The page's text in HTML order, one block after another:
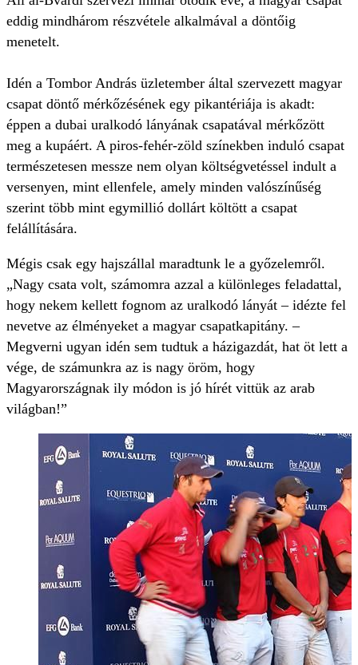
eddig mindhárom részvétele alkalmával a döntőig
menetelt.
Idén a Tombor András üzletember által szervezett magyar
csapat döntő mérkőzésének egy pikantériája is akadt:
éppen a dubai uralkodó lányának csapatával mérkőzött
meg a kupáért. A piros-fehér-zöld színekben induló csapat
természetesen messze nem olyan költségvetéssel indult a
versenyen, mint ellenfele, amely minden valószínűség
szerint több mint egymillió dollárt költött a csapat
felállítására.
Mégis csak egy hajszállal maradtunk le a győzelemről.
„Nagy csata volt, számomra azzal a különleges feladattal,
hogy nekem kellett fognom az uralkodó lányát – idézte fel
nevetve az élményeket a magyar csapatkapitány. –
Megverni ugyan idén sem tudtuk a házigazdát, hat öt lett a
vége, de számunkra az is nagy öröm, hogy
Magyarországnak ily módon is jó hírét vittük az arab
világban!”